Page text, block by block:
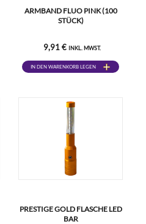
ARMBAND FLUO PINK (100
STÜCK)
9,91 € INKL. MWST.
IN DEN WARENKORB LEGEN
PRESTIGE GOLD FLASCHE LED
BAR